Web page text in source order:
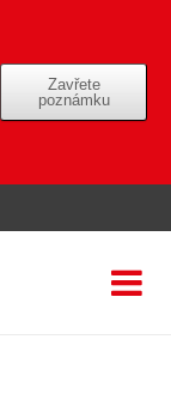
Zavřete
poznámku